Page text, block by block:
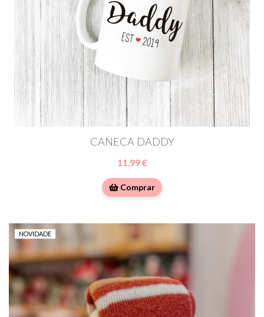
CANECA DADDY
11,99 €
Comprar
NOVIDADE